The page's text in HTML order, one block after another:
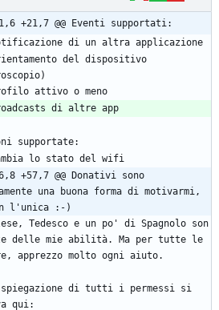
+21,7 @@ Eventi supportati:
del dispositivo
+57,7 @@ Donativi sono
una buona forma di motivarmi,
l'unica :-)
Tedesco e un po' di Spagnolo son
delle mie abilità. Ma per tutte le
spiegazione di tutti i permessi si